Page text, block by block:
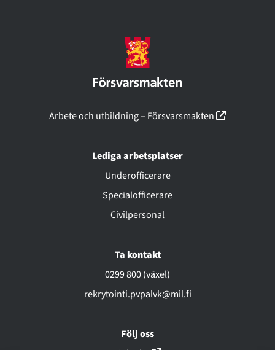
Arbete och utbildning – Försvarsmakten (linkki
Lediga arbetsplatser
Underofficerare
Specialofficerare
Civilpersonal
Ta kontakt
0299 800 (växel)
rekrytointi.pvpalvk@mil.fi
Följ oss